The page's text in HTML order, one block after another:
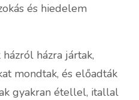
és hiedelem
házra jártak,
mondtak, és előadták
gyakran étellel, itallal